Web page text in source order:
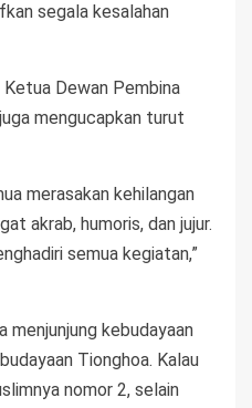
segala kesalahan
Ketua Dewan Pembina
mengucapkan turut
merasakan kehilangan
akrab, humoris, dan jujur.
semua kegiatan,”
menjunjung kebudayaan
Tionghoa. Kalau
nomor 2, selain